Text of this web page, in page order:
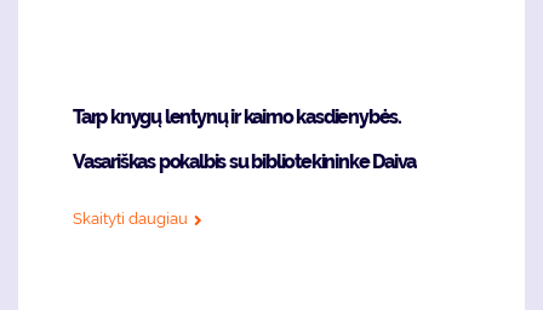
Tarp knygų lentynų ir kaimo kasdienybės.
Vasariškas pokalbis su bibliotekininke Daiva
Skaityti daugiau